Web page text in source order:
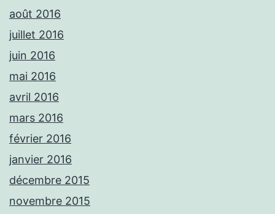
août 2016
juillet 2016
juin 2016
mai 2016
avril 2016
mars 2016
février 2016
janvier 2016
décembre 2015
novembre 2015